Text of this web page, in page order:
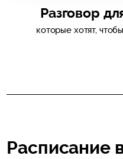
Разговор
которые хотят,
Расписание